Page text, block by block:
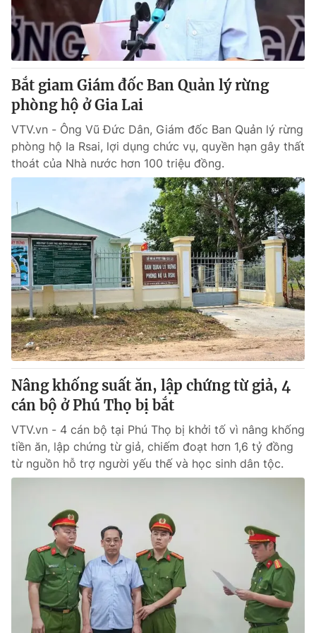
® Cấm sao chép dưới mọi hình thức nếu không có sự chấp
thuận bằng văn bản. Ghi rõ nguồn VTV.vn khi phát hành lại
thông tin từ website này.
Bắt giam Giám đốc Ban Quản lý rừng
phòng hộ ở Gia Lai
VTV.vn - Ông Vũ Đức Dân, Giám đốc Ban Quản lý rừng
phòng hộ Ia Rsai, lợi dụng chức vụ, quyền hạn gây thất
thoát của Nhà nước hơn 100 triệu đồng.
Nâng khống suất ăn, lập chứng từ giả, 4
cán bộ ở Phú Thọ bị bắt
VTV.vn - 4 cán bộ tại Phú Thọ bị khởi tố vì nâng khống
tiền ăn, lập chứng từ giả, chiếm đoạt hơn 1,6 tỷ đồng
từ nguồn hỗ trợ người yếu thế và học sinh dân tộc.